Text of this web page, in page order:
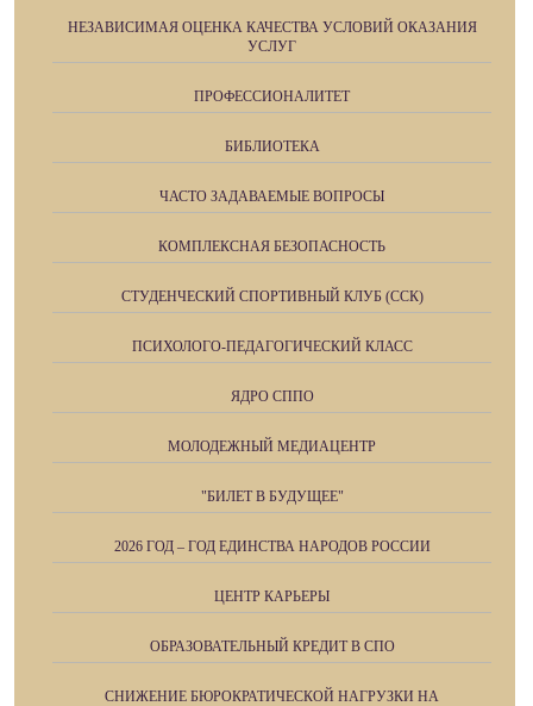
НЕЗАВИСИМАЯ ОЦЕНКА КАЧЕСТВА УСЛОВИЙ ОКАЗАНИЯ
УСЛУГ
ПРОФЕССИОНАЛИТЕТ
БИБЛИОТЕКА
ЧАСТО ЗАДАВАЕМЫЕ ВОПРОСЫ
КОМПЛЕКСНАЯ БЕЗОПАСНОСТЬ
СТУДЕНЧЕСКИЙ СПОРТИВНЫЙ КЛУБ (ССК)
ПСИХОЛОГО-ПЕДАГОГИЧЕСКИЙ КЛАСС
ЯДРО СППО
МОЛОДЕЖНЫЙ МЕДИАЦЕНТР
"БИЛЕТ В БУДУЩЕЕ"
2026 ГОД – ГОД ЕДИНСТВА НАРОДОВ РОССИИ
ЦЕНТР КАРЬЕРЫ
ОБРАЗОВАТЕЛЬНЫЙ КРЕДИТ В СПО
СНИЖЕНИЕ БЮРОКРАТИЧЕСКОЙ НАГРУЗКИ НА